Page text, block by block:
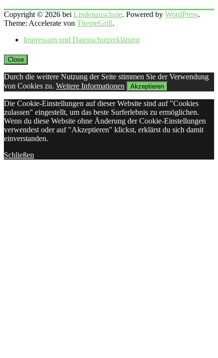
Copyright © 2026 bei Lindenauschule. Powered by WordPress.
Theme: Accelerate von ThemeGrill.
Impressum und Datenschutzerklärung
Close
Durch die weitere Nutzung der Seite stimmen Sie der Verwendung
von Cookies zu. Weitere Informationen Akzeptieren
Die Cookie-Einstellungen auf dieser Website sind auf "Cookies
zulassen" eingestellt, um das beste Surferlebnis zu ermöglichen.
Wenn du diese Website ohne Änderung der Cookie-Einstellungen
verwendest oder auf "Akzeptieren" klickst, erklärst du sich damit
einverstanden.
Schließen